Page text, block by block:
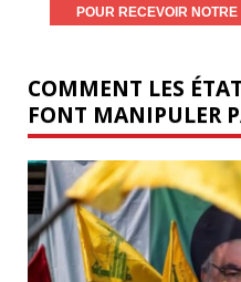
COMMENT LES
FONT MANIPULER